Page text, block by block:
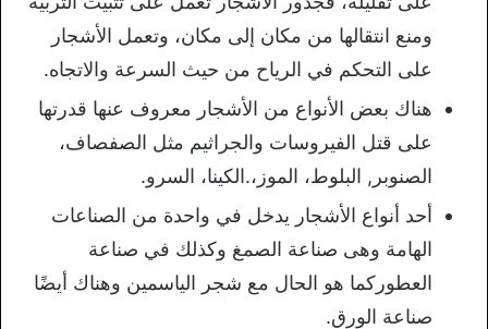
ومنع انتقالها من مكان إلى مكان، وتعمل الأشجار
على التحكم في الرياح من حيث السرعة والاتجاه.
هناك بعض الأنواع من الأشجار معروف عنها قدرتها
على قتل الفيروسات والجراثيم مثل الصفصاف،
الصنوبر, البلوط، الموز،.الكينا، السرو.
أحد أنواع الأشجار يدخل في واحدة من الصناعات
الهامة وهى صناعة الصمغ وكذلك في صناعة
العطوركما هو الحال مع شجر الياسمين وهناك أيضًا
صناعة الورق.